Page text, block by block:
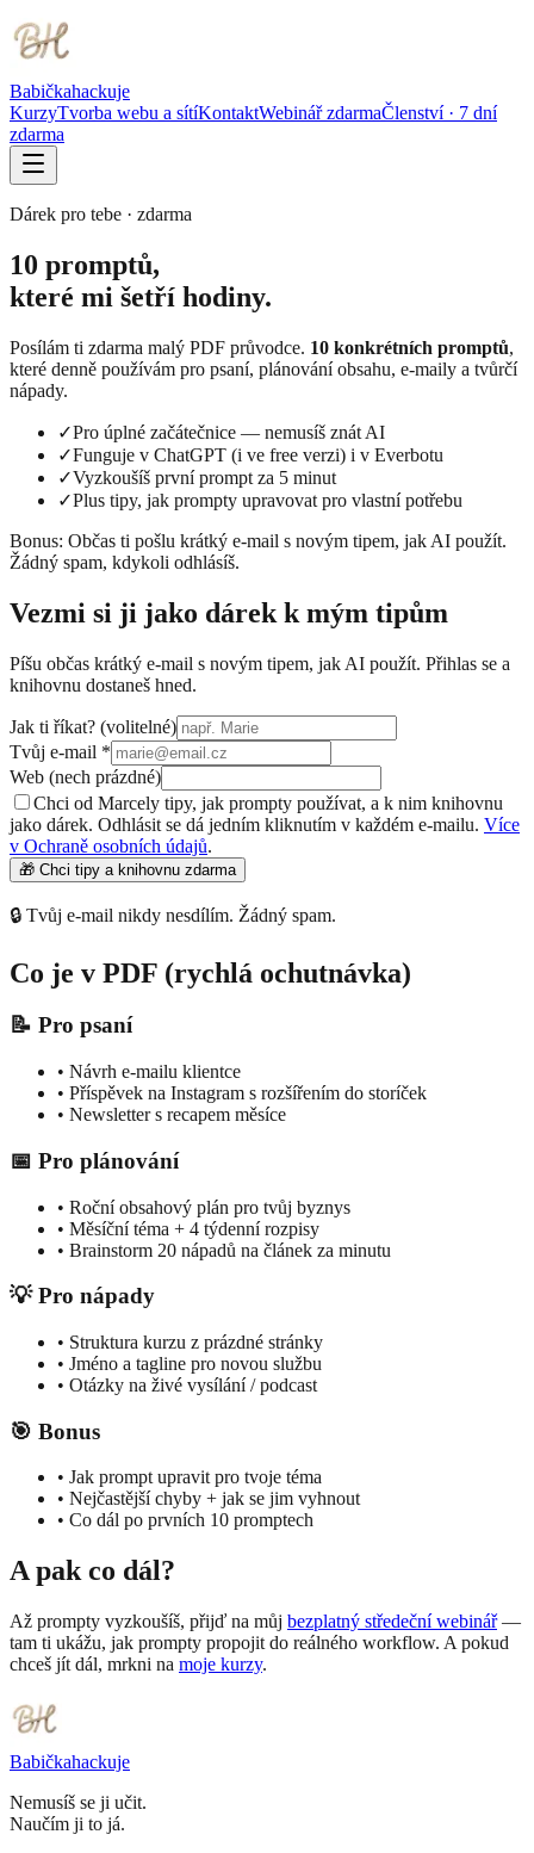
Babičkahackuje
KurzyTvorba webu a sítíKontaktWebinář zdarmaČlenství · 7 dní
zdarma
Dárek pro tebe · zdarma
10 promptů,
které mi šetří hodiny.
Posílám ti zdarma malý PDF průvodce. 10 konkrétních promptů,
které denně používám pro psaní, plánování obsahu, e-maily a tvůrčí
nápady.
✓Pro úplné začátečnice — nemusíš znát AI
✓Funguje v ChatGPT (i ve free verzi) i v Everbotu
✓Vyzkoušíš první prompt za 5 minut
✓Plus tipy, jak prompty upravovat pro vlastní potřebu
Bonus: Občas ti pošlu krátký e-mail s novým tipem, jak AI použít.
Žádný spam, kdykoli odhlásíš.
Vezmi si ji jako dárek k mým tipům
Píšu občas krátký e-mail s novým tipem, jak AI použít. Přihlas se a
knihovnu dostaneš hned.
Jak ti říkat? (volitelné)
Tvůj e-mail *
Web (nech prázdné)
Chci od Marcely tipy, jak prompty používat, a k nim knihovnu
jako dárek. Odhlásit se dá jedním kliknutím v každém e-mailu. Více
v Ochraně osobních údajů.
🎁 Chci tipy a knihovnu zdarma
🔒 Tvůj e-mail nikdy nesdílím. Žádný spam.
Co je v PDF (rychlá ochutnávka)
📝 Pro psaní
• Návrh e-mailu klientce
• Příspěvek na Instagram s rozšířením do storíček
• Newsletter s recapem měsíce
📅 Pro plánování
• Roční obsahový plán pro tvůj byznys
• Měsíční téma + 4 týdenní rozpisy
• Brainstorm 20 nápadů na článek za minutu
💡 Pro nápady
• Struktura kurzu z prázdné stránky
• Jméno a tagline pro novou službu
• Otázky na živé vysílání / podcast
🎯 Bonus
• Jak prompt upravit pro tvoje téma
• Nejčastější chyby + jak se jim vyhnout
• Co dál po prvních 10 promptech
A pak co dál?
Až prompty vyzkoušíš, přijď na můj bezplatný středeční webinář —
tam ti ukážu, jak prompty propojit do reálného workflow. A pokud
chceš jít dál, mrkni na moje kurzy.
Babičkahackuje
Nemusíš se ji učit.
Naučím ji to já.